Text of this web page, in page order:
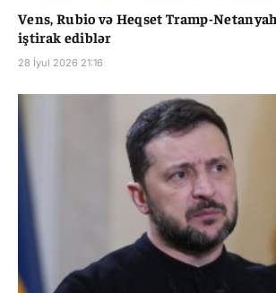
Vens, Rubio və Heqset Tramp-
iştirak ediblər
28 İyul 2026 21:16